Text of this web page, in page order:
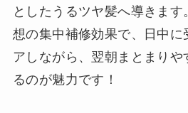
としたうるツヤ髪へ導きま
想の集中補修効果で、日中に
アしながら、翌朝まとまり
るのが魅力です！